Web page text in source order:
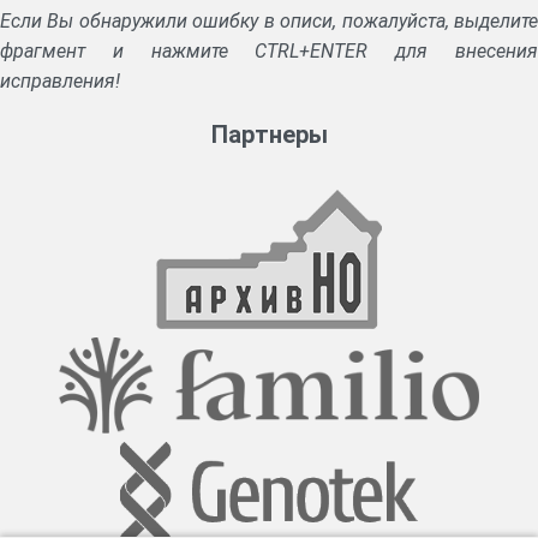
предприятий.
Если Вы обнаружили ошибку в описи, пожалуйста, выделите
фрагмент и нажмите CTRL+ENTER для внесения
исправления!
Партнеры